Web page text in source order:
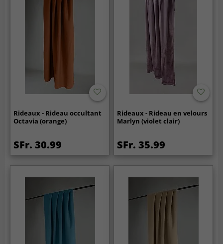
Rideaux - Rideau occultant
Octavia (orange)
SFr. 30.99
Rideaux - Rideau en velours
Marlyn (violet clair)
SFr. 35.99